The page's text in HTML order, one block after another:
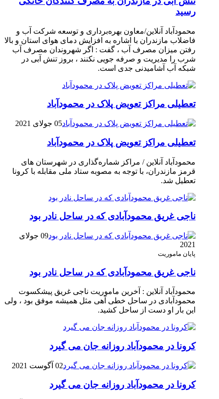
رسيد
محمودآباد آنلاین/معاون بهره‌برداری و توسعه شرکت آب و
فاضلاب مازندران با اشاره به افزایش دمای هوای استان و بالا
رفتن میزان مصرف آب ، گفت : اگر شهروندان مصرف آب
شرب را مدیریت و صرفه جویی نکنند ، بروز تنش آبی در
شبکه آب آشامیدنی جدی است.
تعطیلی مراکز تعویض پلاک در محمودآباد
05 جولای 2021
تعطیلی مراکز تعویض پلاک در محمودآباد
محمودآباد آنلاین / مراکز شماره‌گذاری در شهر‌ستان های
قرمز مازندران، با توجه به مصوبه ستاد ملی مقابله با کرونا
تعطیل شد.
ناجی غریق محمودآبادی که در ساحل نادر بود
09 جولای
2021
پایان ماموریت
ناجی غریق محمودآبادی که در ساحل نادر بود
محمودآباد آنلاین : آخرین ماموریت ناجی غریق پیشکسوت
محمودآبادی در ساحل خطی آهی مثل همیشه موفق بود ، ولی
این بار او دست از ساحل کشید.
کرونا در محمودآباد روزانه جان می گیرد
02 آگوست 2021
کرونا در محمودآباد روزانه جان می گیرد